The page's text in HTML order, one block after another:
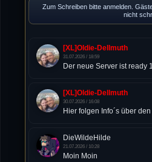
Zum Schreiben bitte anmelden.
nicht
[XL]Oldie-Dellmuth
31.07.2026 / 18:59
Der neue Server ist ready
[XL]Oldie-Dellmuth
30.07.2026 / 16:08
Hier folgen Info´s über
DieWildeHilde
21.07.2026 / 10:28
Moin Moin